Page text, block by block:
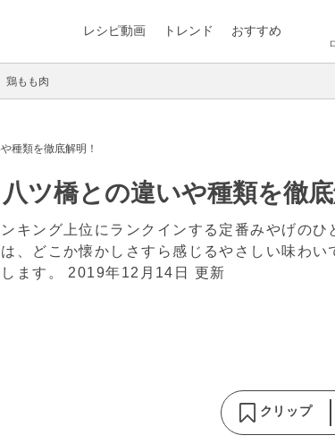
レシピ動画 トレンド おすすめ
鶏もも肉
種類を徹底解明！
ツ橋との違いや種類を徹底
キング上位にランクインする定番みやげのひ
、どこか懐かしさすら感じるやさしい味わい
ます。 2019年12月14日 更新
クリップ